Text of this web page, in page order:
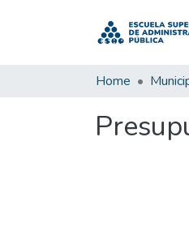
Home